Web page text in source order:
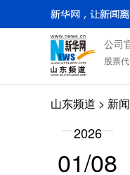
公司
股票代
山东频道 > 新闻
2026
01/08